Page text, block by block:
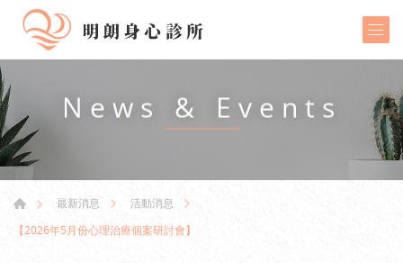
News & Events
最新消息
活動消息
【2026年5月份心理治療個案研討會】